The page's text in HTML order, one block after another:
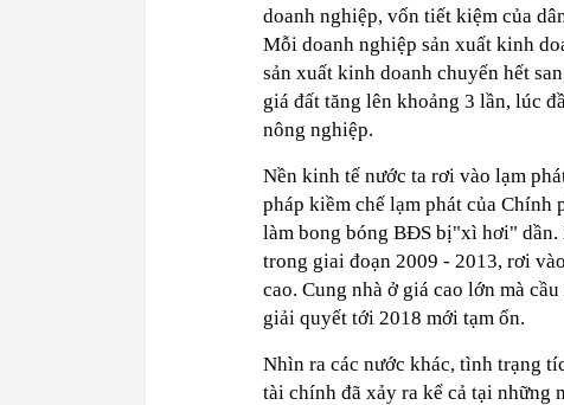
doanh nghiệp, vốn tiết kiệm của
Mỗi doanh nghiệp sản xuất kinh
sản xuất kinh doanh chuyển hết
giá đất tăng lên khoảng 3 lần, lúc
nông nghiệp.
Nền kinh tế nước ta rơi vào lạm
pháp kiềm chế lạm phát của
làm bong bóng BĐS bị"xì hơi"
trong giai đoạn 2009 - 2013, rơi
cao. Cung nhà ở giá cao lớn mà
giải quyết tới 2018 mới tạm ổn.
Nhìn ra các nước khác, tình trạng
tài chính đã xảy ra kể cả tại những